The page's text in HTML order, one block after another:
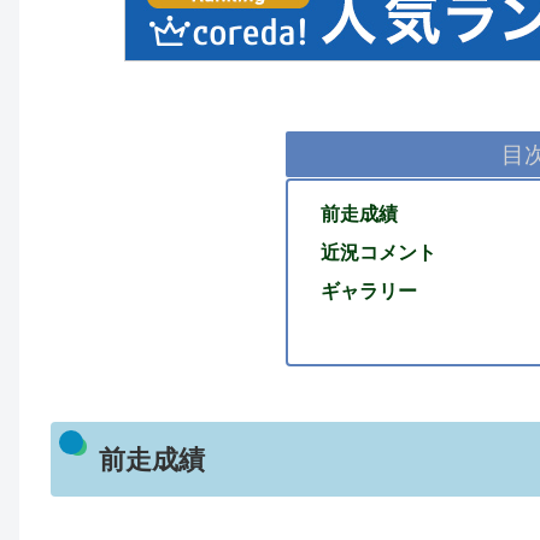
目
前走成績
近況コメント
ギャラリー
前走成績